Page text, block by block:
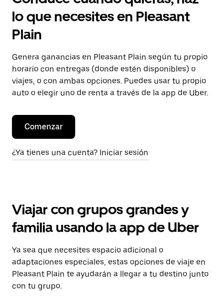
lo que necesites en Pleasant
Plain
Genera ganancias en Pleasant Plain según tu propio
horario con entregas (donde estén disponibles) o
viajes, o con ambas opciones. Puedes usar tu propio
auto o elegir uno de renta a través de la app de Uber.
Comenzar
¿Ya tienes una cuenta? Iniciar sesión
Viajar con grupos grandes y
familia usando la app de Uber
Ya sea que necesites espacio adicional o
adaptaciones especiales, estas opciones de viaje en
Pleasant Plain te ayudarán a llegar a tu destino junto
con tu grupo.